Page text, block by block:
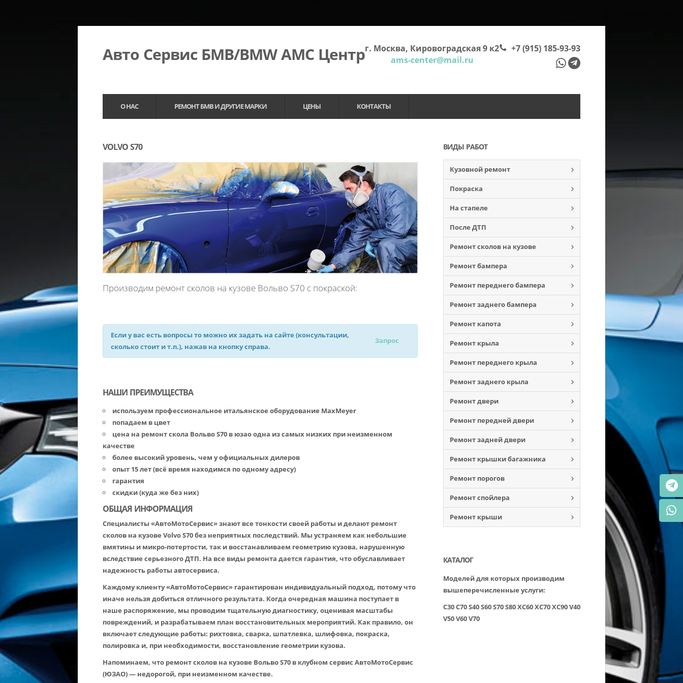
Авто Сервис БМВ/BMW АМС Центр +7 (915) 185-93-93
г. Москва, Кировоградская 9 к2
ams-center@mail.ru
О НАС РЕМОНТ БМВ И ДРУГИЕ МАРКИ ЦЕНЫ КОНТАКТЫ
VOLVO S70
Производим ремонт сколов на кузове Вольво S70 с покраской:
Если у вас есть вопросы то можно их задать на сайте (консультации,
сколько стоит и т.п.), нажав на кнопку справа.
Запрос
НАШИ ПРЕИМУЩЕСТВА
используем профессиональное итальянское оборудование MaxMeyer
попадаем в цвет
цена на ремонт скола Вольво S70 в юзао одна из самых низких при неизменном
качестве
более высокий уровень, чем у официальных дилеров
опыт 15 лет (всё время находимся по одному адресу)
гарантия
скидки (куда же без них)
ОБЩАЯ ИНФОРМАЦИЯ
Специалисты «АвтоМотоСервис» знают все тонкости своей работы и делают ремонт
сколов на кузове Volvo S70 без неприятных последствий. Мы устраняем как небольшие
вмятины и микро-потертости, так и восстанавливаем геометрию кузова, нарушенную
вследствие серьезного ДТП. На все виды ремонта дается гарантия, что обуславливает
надежность работы автосервиса.
Каждому клиенту «АвтоМотоСервис» гарантирован индивидуальный подход, потому что
иначе нельзя добиться отличного результата. Когда очередная машина поступает в
наше распоряжение, мы проводим тщательную диагностику, оценивая масштабы
повреждений, и разрабатываем план восстановительных мероприятий. Как правило, он
включает следующие работы: рихтовка, сварка, шпатлевка, шлифовка, покраска,
полировка и, при необходимости, восстановление геометрии кузова.
Напоминаем, что ремонт сколов на кузове Вольво S70 в клубном сервис АвтоМотоСервис
(ЮЗАО) — недорогой, при неизменном качестве.
ВИДЫ РАБОТ
Кузовной ремонт
Покраска
На стапеле
После ДТП
Ремонт сколов на кузове
Ремонт бампера
Ремонт переднего бампера
Ремонт заднего бампера
Ремонт капота
Ремонт крыла
Ремонт переднего крыла
Ремонт заднего крыла
Ремонт двери
Ремонт передней двери
Ремонт задней двери
Ремонт крышки багажника
Ремонт порогов
Ремонт спойлера
Ремонт крыши
КАТАЛОГ
Моделей для которых производим
вышеперечисленные услуги:
C30C70S40S60S70S80XC60XC70XC90V40
V50V60V70